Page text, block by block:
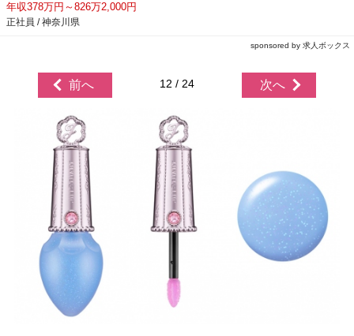
年収378万円～826万2,000円
正社員 / 神奈川県
sponsored by 求人ボックス
前へ 12 / 24 次へ